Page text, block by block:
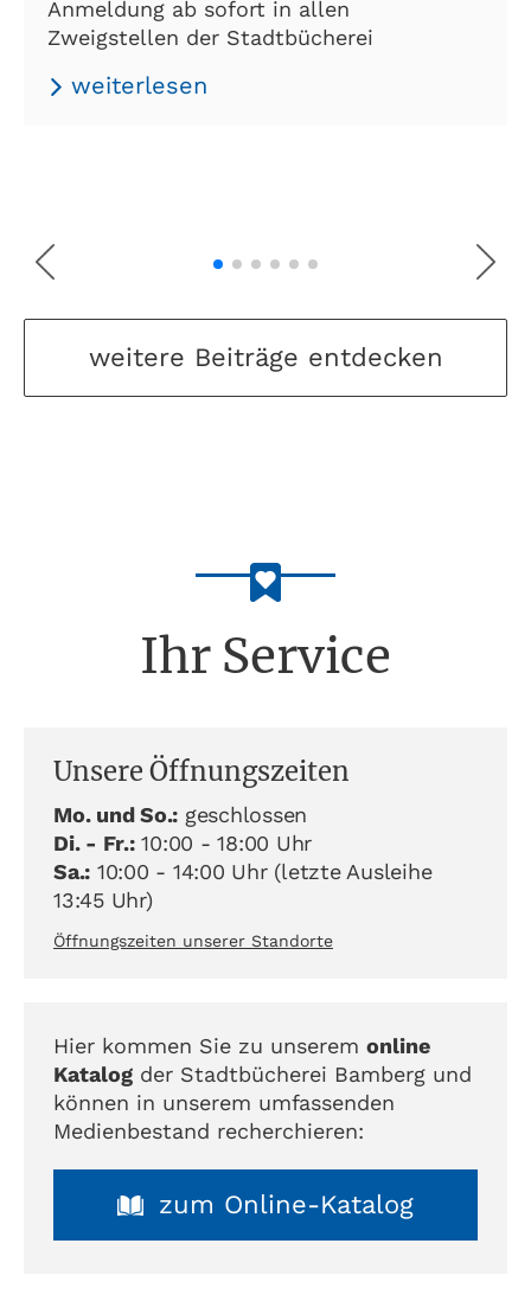
Anmeldung ab sofort in allen
Zweigstellen der Stadtbücherei
weiterlesen
weitere Beiträge entdecken
Ihr Service
Unsere Öffnungszeiten
Mo. und So.: geschlossen
Di. - Fr.:10:00 - 18:00 Uhr
Sa.: 10:00 - 14:00 Uhr (letzte Ausleihe
13:45 Uhr)
Öffnungszeiten unserer Standorte
Hier kommen Sie zu unserem online
Katalog der Stadtbücherei Bamberg und
können in unserem umfassenden
Medienbestand recherchieren:
zum Online-Katalog